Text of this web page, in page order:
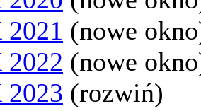
(nowe
2022 (nowe
2023 (rozwiń)